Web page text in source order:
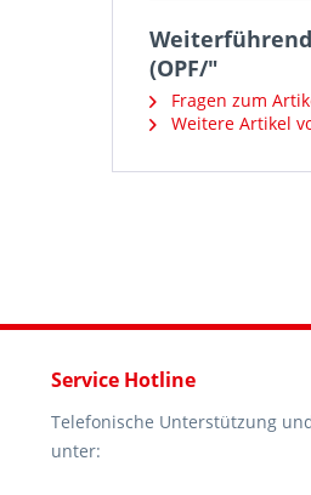
(OPF/"
Fragen zum
Weitere Artikel
Service Hotline
Telefonische Unterstützung
unter: